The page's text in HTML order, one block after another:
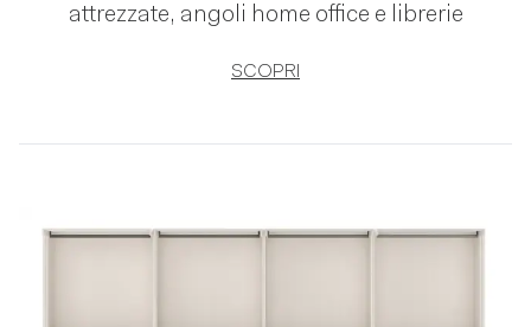
attrezzate, angoli home office e librerie
SCOPRI